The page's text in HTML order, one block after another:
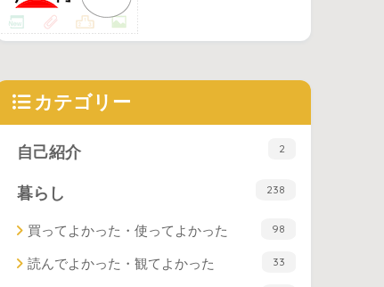
カテゴリー
自己紹介 2
暮らし 238
買ってよかった・使ってよかった 98
読んでよかった・観てよかった 33